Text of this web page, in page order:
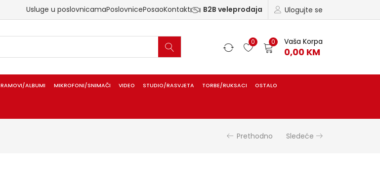
Ulogujte se
Usluge u poslovnicamaPoslovnicePosaoKontakt B2B veleprodaja
0 0 Vaša Korpa
0,00 KM
RAMOVI/ALBUMI MIKROFONI/SNIMAČI VIDEO STUDIO/RASVJETA TORBE/RUKSACI OSTALO
Prethodno Sledeće